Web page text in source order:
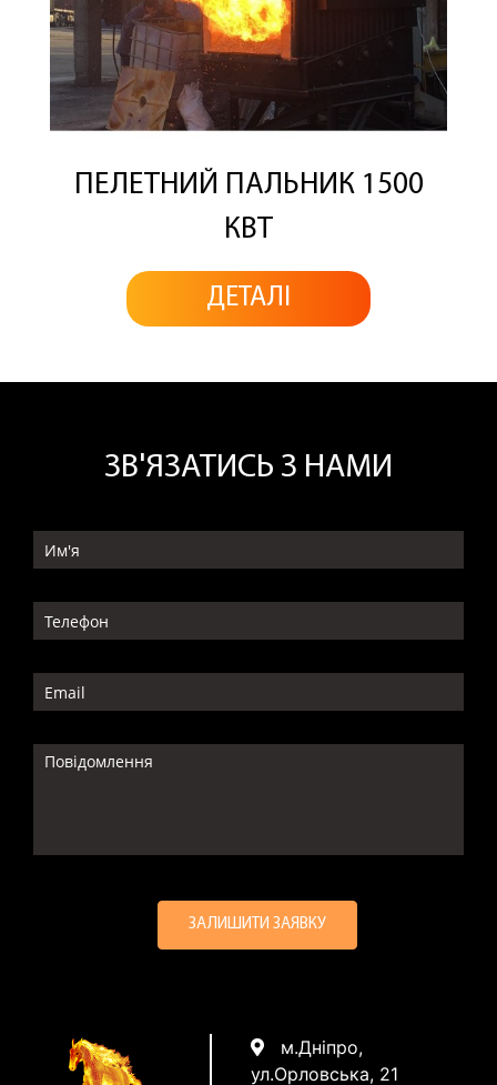
ПЕЛЕТНИЙ ПАЛЬНИК 1500
КВТ
ДЕТАЛІ
ЗВ'ЯЗАТИСЬ З НАМИ
м.Дніпро,
ул.Орловська, 21